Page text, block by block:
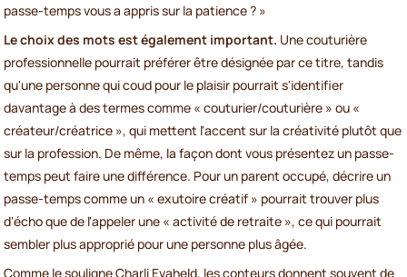
passe-temps vous a appris sur la patience ? »
Le choix des mots est également important. Une couturière
professionnelle pourrait préférer être désignée par ce titre, tandis
qu'une personne qui coud pour le plaisir pourrait s'identifier
davantage à des termes comme « couturier/couturière » ou «
créateur/créatrice », qui mettent l'accent sur la créativité plutôt que
sur la profession. De même, la façon dont vous présentez un passe-
temps peut faire une différence. Pour un parent occupé, décrire un
passe-temps comme un « exutoire créatif » pourrait trouver plus
d'écho que de l'appeler une « activité de retraite », ce qui pourrait
sembler plus approprié pour une personne plus âgée.
Comme le souligne Charli Evaheld, les conteurs donnent souvent de